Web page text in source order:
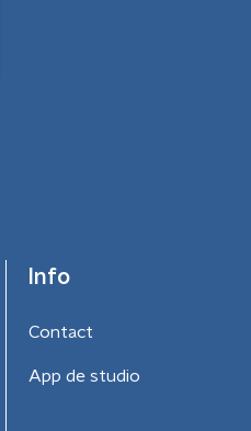
Info
Contact
App de studio